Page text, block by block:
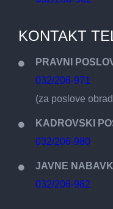
KONTAKT
PRAVNI
032/206-971
(za poslove
KADROVSKI
032/206-980
JAVNE
032/206-982